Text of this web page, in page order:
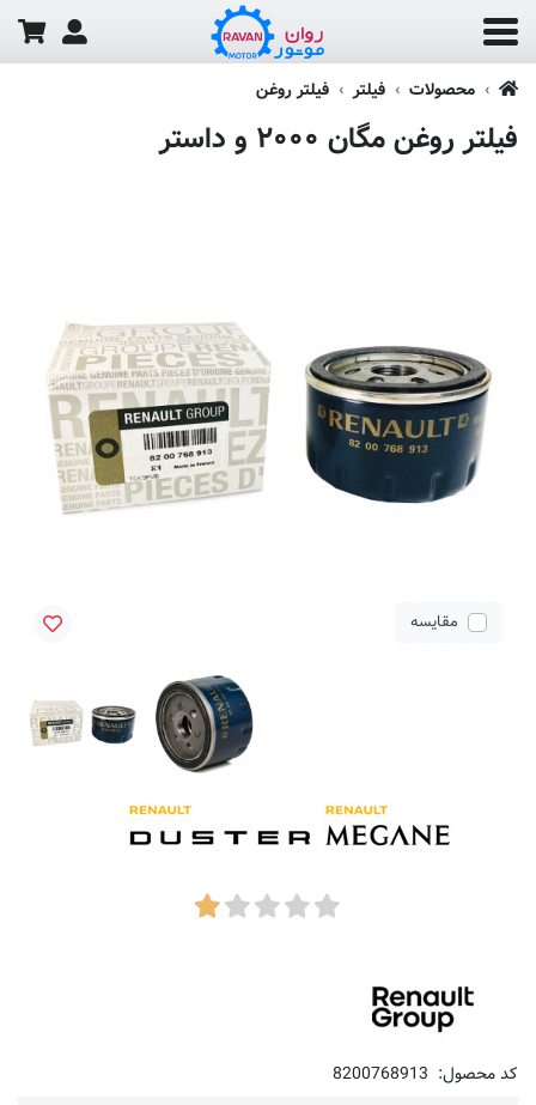
محصولات فیلتر فیلتر روغن
فیلتر روغن مگان ۲۰۰۰ و داستر
مقایسه
کد محصول: 8200768913